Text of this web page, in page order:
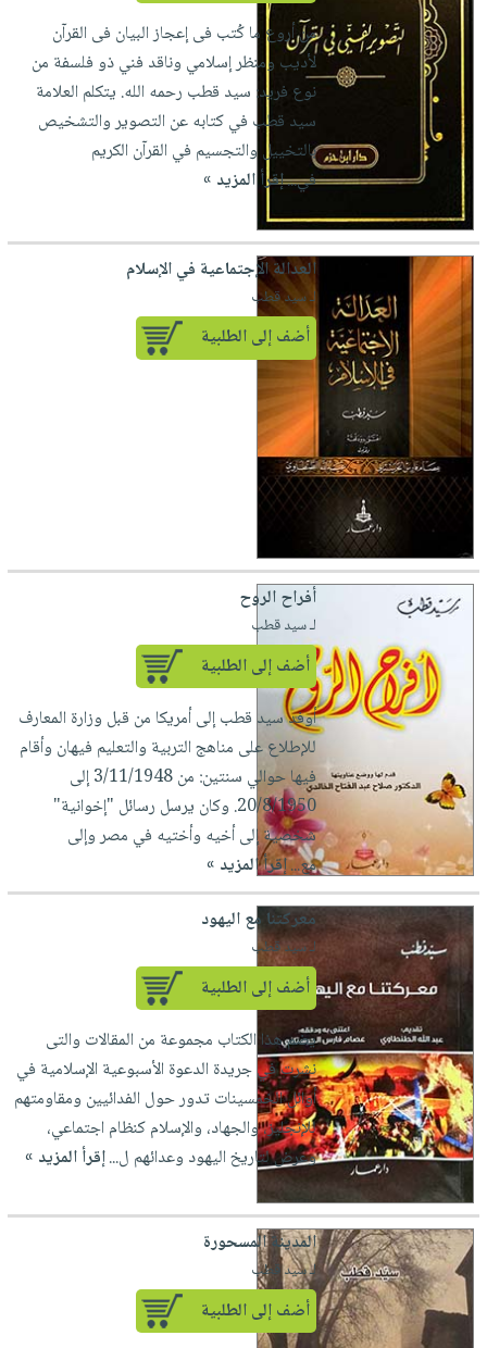
من أروع ما كُتب فى إعجاز البيان فى القرآن
لأديب ومنظر إسلامي وناقد فني ذو فلسفة من
نوع فريد: سيد قطب رحمه الله. يتكلم العلامة
سيد قطب في كتابه عن التصوير والتشخيص
بالتخييل والتجسيم في القرآن الكريم
في...إقرأ المزيد »
العدالة الإجتماعية في الإسلام
لـ سيد قطب
أضف إلى الطلبية
أفراح الروح
لـ سيد قطب
أضف إلى الطلبية
أوفد سيد قطب إلى أمريكا من قبل وزارة المعارف
للإطلاع على مناهج التربية والتعليم فيهان وأقام
فيها حوالي سنتين: من 3/11/1948 إلى
20/8/1950. وكان يرسل رسائل "إخوانية"
شخصية إلى أخيه وأختيه في مصر وإلى
مع...إقرأ المزيد »
معركتنا مع اليهود
لـ سيد قطب
أضف إلى الطلبية
يضم هذا الكتاب مجموعة من المقالات والتى
نشرت في جريدة الدعوة الأسبوعية الإسلامية في
أوائل الخمسينات تدور حول الفدائيين ومقاومتهم
للإنجليز، والجهاد، والإسلام كنظام اجتماعي،
وعرض لتاريخ اليهود وعدائهم ل...إقرأ المزيد »
المدينة المسحورة
لـ سيد قطب
أضف إلى الطلبية